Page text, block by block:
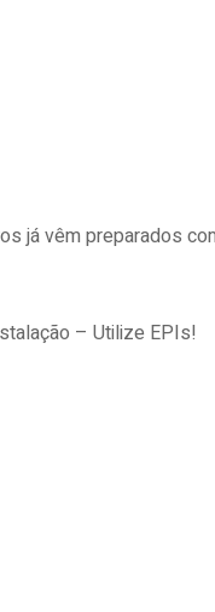
já vêm preparados
– Utilize EPIs!